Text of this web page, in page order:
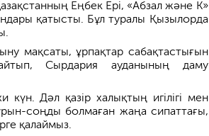
Еңбек Ері, «Абзал және К»
қатысты. Бұл туралы Қызылорда
мақсаты, ұрпақтар сабақтастығын
Сырдария ауданының даму
күн. Дәл қазір халықтың игілігі мен
соңды болмаған жаңа сипаттағы,
қалаймыз.